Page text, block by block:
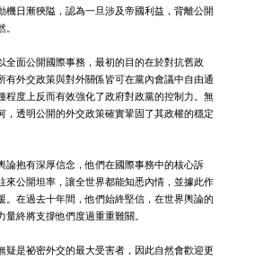
機日漸狹隘，認為一旦涉及帝國利益，背離公開
。
全面公開國際事務，最初的目的在於對抗舊政
有外交政策與對外關係皆可在黨內會議中自由通
程度上反而有效強化了政府對政黨的控制力。無
，透明公開的外交政策確實鞏固了其政權的穩定
論抱有深厚信念，他們在國際事務中的核心訴
來公開坦率，讓全世界都能知悉內情，並據此作
。在過去十年間，他們始終堅信，在世界輿論的
量終將支撐他們度過重重難關。
疑是祕密外交的最大受害者，因此自然會歡迎更